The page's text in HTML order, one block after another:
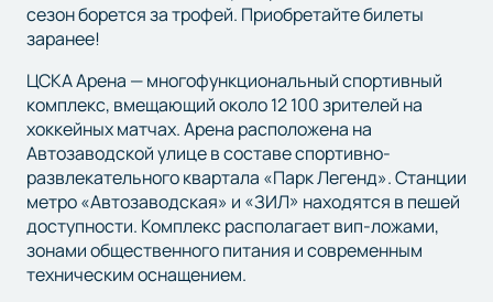
сезон борется за трофей. Приобретайте билеты
заранее!
ЦСКА Арена — многофункциональный спортивный
комплекс, вмещающий около 12 100 зрителей на
хоккейных матчах. Арена расположена на
Автозаводской улице в составе спортивно-
развлекательного квартала «Парк Легенд». Станции
метро «Автозаводская» и «ЗИЛ» находятся в пешей
доступности. Комплекс располагает вип-ложами,
зонами общественного питания и современным
техническим оснащением.